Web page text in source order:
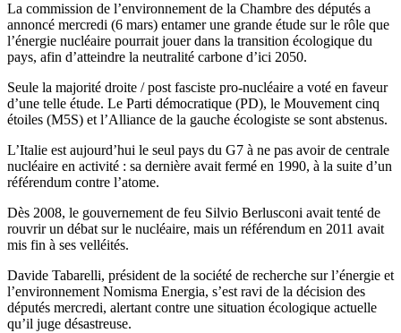
La commission de l’environnement de la Chambre des députés a
annoncé mercredi (6 mars) entamer une grande étude sur le rôle que
l’énergie nucléaire pourrait jouer dans la transition écologique du
pays, afin d’atteindre la neutralité carbone d’ici 2050.
Seule la majorité droite / post fasciste pro-nucléaire a voté en faveur
d’une telle étude. Le Parti démocratique (PD), le Mouvement cinq
étoiles (M5S) et l’Alliance de la gauche écologiste se sont abstenus.
L’Italie est aujourd’hui le seul pays du G7 à ne pas avoir de centrale
nucléaire en activité : sa dernière avait fermé en 1990, à la suite d’un
référendum contre l’atome.
Dès 2008, le gouvernement de feu Silvio Berlusconi avait tenté de
rouvrir un débat sur le nucléaire, mais un référendum en 2011 avait
mis fin à ses velléités.
Davide Tabarelli, président de la société de recherche sur l’énergie et
l’environnement Nomisma Energia, s’est ravi de la décision des
députés mercredi, alertant contre une situation écologique actuelle
qu’il juge désastreuse.